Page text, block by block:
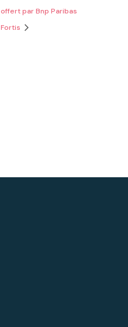
offert par Bnp Paribas
Fortis